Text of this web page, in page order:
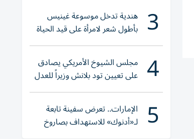
3 هندية تدخل موسوعة غينيس
بأطول شعر لامرأة على قيد الحياة
4 مجلس الشيوخ الأمريكي يصادق
على تعيين تود بلانش وزيراً للعدل
5 الإمارات.. تعرض سفينة تابعة
لـ«أدنوك» للاستهداف بصاروخ